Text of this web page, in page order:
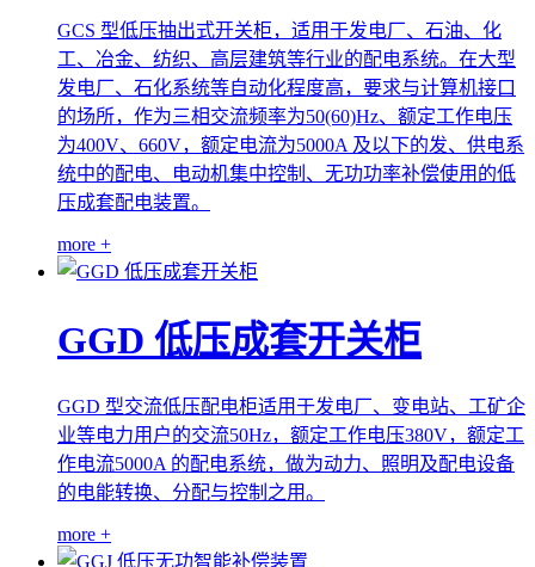
GCS 型低压抽出式开关柜，适用于发电厂、石油、化
工、冶金、纺织、高层建筑等行业的配电系统。在大型
发电厂、石化系统等自动化程度高，要求与计算机接口
的场所，作为三相交流频率为50(60)Hz、额定工作电压
为400V、660V，额定电流为5000A 及以下的发、供电系
统中的配电、电动机集中控制、无功功率补偿使用的低
压成套配电装置。
more +
GGD 低压成套开关柜
GGD 型交流低压配电柜适用于发电厂、变电站、工矿企
业等电力用户的交流50Hz，额定工作电压380V，额定工
作电流5000A 的配电系统，做为动力、照明及配电设备
的电能转换、分配与控制之用。
more +